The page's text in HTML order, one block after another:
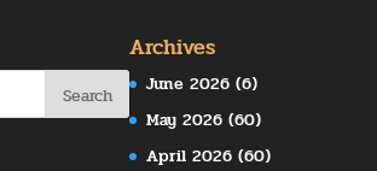
Archives
June 2026 (6)
May 2026 (60)
April 2026 (60)